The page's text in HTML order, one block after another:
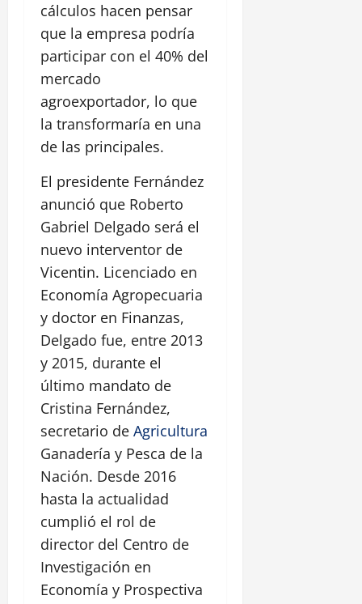
cálculos hacen pensar
que la empresa podría
participar con el 40% del
mercado
agroexportador, lo que
la transformaría en una
de las principales.
El presidente Fernández
anunció que Roberto
Gabriel Delgado será el
nuevo interventor de
Vicentin. Licenciado en
Economía Agropecuaria
y doctor en Finanzas,
Delgado fue, entre 2013
y 2015, durante el
último mandato de
Cristina Fernández,
secretario de Agricultura
Ganadería y Pesca de la
Nación. Desde 2016
hasta la actualidad
cumplió el rol de
director del Centro de
Investigación en
Economía y Prospectiva